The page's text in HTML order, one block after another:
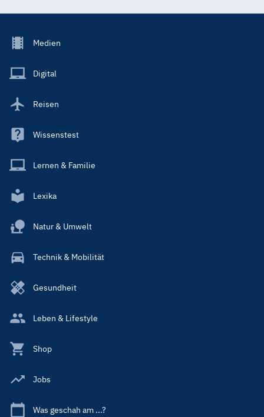
Footer
Main
Medien
Digital
Reisen
Wissenstest
Lernen & Familie
Lexika
Natur & Umwelt
Technik & Mobilität
Gesundheit
Leben & Lifestyle
Shop
Jobs
Was geschah am ...?